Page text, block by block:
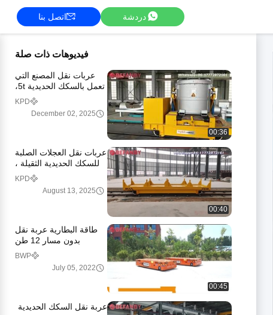
دردشة اتصل بنا
فيديوهات ذات صلة
00:36
عربات نقل المصنع التي
تعمل بالسكك الحديدية 5t،
مركبة نقل المواد
الكهربائية الاحترافية
KPD
December 02, 2025
00:40
عربات نقل العجلات الصلبة
للسكك الحديدية الثقيلة ،
خدمة البيع المقدمة عربات
نقل كهربائية
KPD
August 13, 2025
00:45
طاقة البطارية عربة نقل
بدون مسار 12 طن
BWP
July 05, 2022
عربة نقل السكك الحديدية